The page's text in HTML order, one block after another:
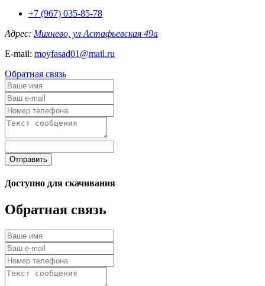
+7 (967) 035-85-78
Адрес: Михнево, ул Астафьевская 49а
E-mail: moyfasad01@mail.ru
Обратная связь
Отправить
Доступно для скачивания
Обратная связь